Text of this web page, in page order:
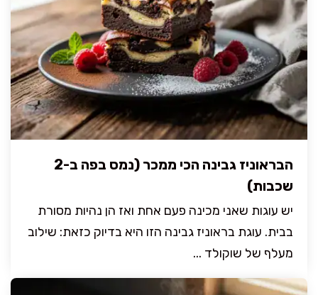
הבראוניז גבינה הכי ממכר (נמס בפה ב-2
שכבות)
יש עוגות שאני מכינה פעם אחת ואז הן נהיות מסורת
בבית. עוגת בראוניז גבינה הזו היא בדיוק כזאת: שילוב
מעלף של שוקולד ...